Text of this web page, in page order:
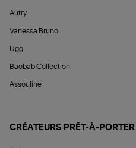
Autry
Vanessa Bruno
Ugg
Baobab Collection
Assouline
CRÉATEURS PRÊT-À-PORTER